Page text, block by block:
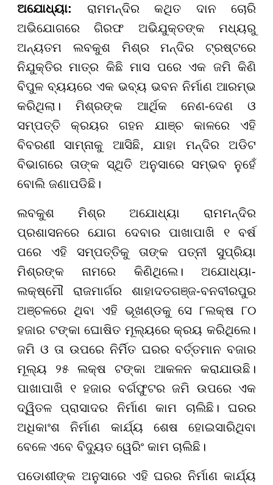
ଅଯୋଧ୍ୟା: ରାମମନ୍ଦିର କଥିତ ଦାନ ଚୋରି
ଅଭିଯୋଗରେ ଗିରଫ ଅଭିଯୁକ୍ତଙ୍କ ମଧ୍ୟରୁ
ଅନ୍ୟତମ ଲବକୁଶ ମିଶ୍ର ମନ୍ଦିର ଟ୍ରଷ୍ଟରେ
ନିଯୁକ୍ତିର ମାତ୍ର କିଛି ମାସ ପରେ ଏକ ଜମି କିଣି
ବିପୁଳ ବ୍ୟୟରେ ଏକ ଭବ୍ୟ ଭବନ ନିର୍ମାଣ ଆରମ୍ଭ
କରିଥିଲା। ମିଶ୍ରଙ୍କ ଆର୍ଥିକ ନେଣ-ଦେଣ ଓ
ସମ୍ପତ୍ତି କ୍ରୟର ଗହନ ଯାଞ୍ଚ କାଳରେ ଏହି
ବିବରଣୀ ସାମ୍ନାକୁ ଆସିଛି, ଯାହା ମନ୍ଦିର ଅଡିଟ
ବିଭାଗରେ ତାଙ୍କ ସ୍ଥିତି ଅନୁସାରେ ସମ୍ଭବ ନୁହେଁ
ବୋଲି ଜଣାପଡିଛି।
ଲବକୁଶ ମିଶ୍ର ଅଯୋଧ୍ୟା ରାମମନ୍ଦିର
ପ୍ରଶାସନରେ ଯୋଗ ଦେବାର ପାଖାପାଖି ୧ ବର୍ଷ
ପରେ ଏହି ସମ୍ପତ୍ତିକୁ ତାଙ୍କ ପତ୍ନୀ ସୁପ୍ରିୟା
ମିଶ୍ରଙ୍କ ନାମରେ କିଣିଥିଲେ। ଅଯୋଧ୍ୟା-
ଲକ୍ଷ୍ମୌ ରାଜମାର୍ଗର ଶାହାଦତଗଞ୍ଜ-ବନବୀରପୁର
ଅଞ୍ଚଳରେ ଥିବା ଏହି ଭୂଖଣ୍ଡକୁ ସେ ୮ଲକ୍ଷ ୮୦
ହଜାର ଟଙ୍କା ଘୋଷିତ ମୂଲ୍ୟରେ କ୍ରୟ କରିଥିଲେ।
ଜମି ଓ ତା ଉପରେ ନିର୍ମିତ ଘରର ବର୍ତ୍ତମାନ ବଜାର
ମୂଲ୍ୟ ୨୫ ଲକ୍ଷ ଟଙ୍କା ଆକଳନ କରାଯାଉଛି।
ପାଖାପାଖି ୧ ହଜାର ବର୍ଗଫୁଟର ଜମି ଉପରେ ଏକ
ଦ୍ୱିତଳ ପ୍ରାସାଦର ନିର୍ମାଣ କାମ ଚାଲିଛି। ଘରର
ଅଧିକାଂଶ ନିର୍ମାଣ କାର୍ଯ୍ୟ ଶେଷ ହୋଇସାରିଥିବା
ବେଳେ ଏବେ ବିଦ୍ୟୁତ ୱେରିଂ କାମ ଚାଲିଛି।
ପଡୋଶୀଙ୍କ ଅନୁସାରେ ଏହି ଘରର ନିର୍ମାଣ କାର୍ଯ୍ୟ